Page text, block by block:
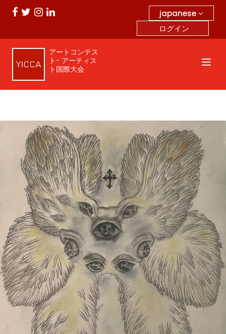
japanese
ログイン
アートコンテス
ト- アーティス
ト国際大会